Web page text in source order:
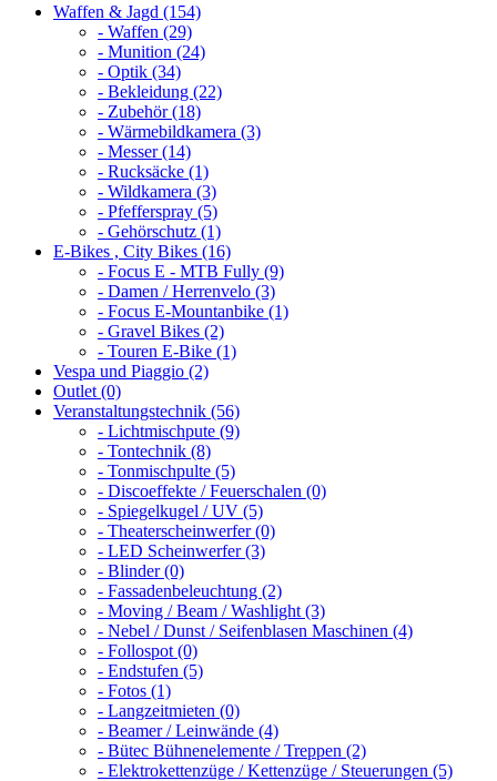
Waffen & Jagd (154)
- Waffen (29)
- Munition (24)
- Optik (34)
- Bekleidung (22)
- Zubehör (18)
- Wärmebildkamera (3)
- Messer (14)
- Rucksäcke (1)
- Wildkamera (3)
- Pfefferspray (5)
- Gehörschutz (1)
E-Bikes , City Bikes (16)
- Focus E - MTB Fully (9)
- Damen / Herrenvelo (3)
- Focus E-Mountanbike (1)
- Gravel Bikes (2)
- Touren E-Bike (1)
Vespa und Piaggio (2)
Outlet (0)
Veranstaltungstechnik (56)
- Lichtmischpute (9)
- Tontechnik (8)
- Tonmischpulte (5)
- Discoeffekte / Feuerschalen (0)
- Spiegelkugel / UV (5)
- Theaterscheinwerfer (0)
- LED Scheinwerfer (3)
- Blinder (0)
- Fassadenbeleuchtung (2)
- Moving / Beam / Washlight (3)
- Nebel / Dunst / Seifenblasen Maschinen (4)
- Follospot (0)
- Endstufen (5)
- Fotos (1)
- Langzeitmieten (0)
- Beamer / Leinwände (4)
- Bütec Bühnenelemente / Treppen (2)
- Elektrokettenzüge / Kettenzüge / Steuerungen (5)